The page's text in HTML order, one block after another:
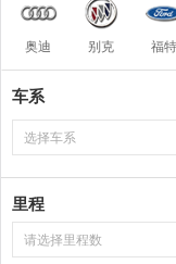
奥迪 别克 福特
车系
选择车系
里程
请选择里程数